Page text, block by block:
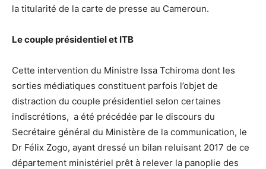
la titularité de la carte de presse au Cameroun.
Le couple présidentiel et ITB
Cette intervention du Ministre Issa Tchiroma dont les
sorties médiatiques constituent parfois l’objet de
distraction du couple présidentiel selon certaines
indiscrétions, a été précédée par le discours du
Secrétaire général du Ministère de la communication, le
Dr Félix Zogo, ayant dressé un bilan reluisant 2017 de ce
département ministériel prêt à relever la panoplie des